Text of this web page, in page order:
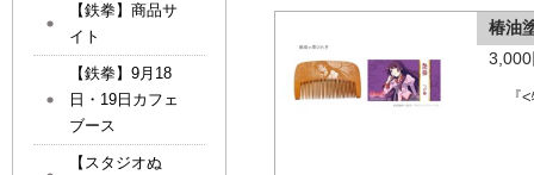
椿油
『
【鉄拳】商品サ
イト
【鉄拳】9月18
日・19日カフェ
ブース
【スタジオぬ